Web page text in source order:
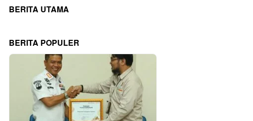
BERITA UTAMA
BERITA POPULER